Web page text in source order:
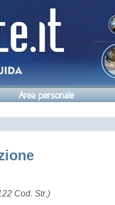
Area personale
Cod. Str.)